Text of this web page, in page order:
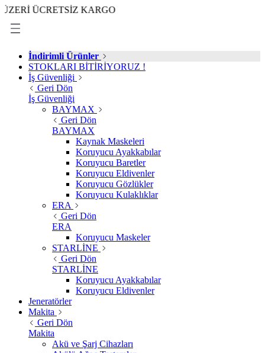
KARGO
İndirimli Ürünler
STOKLARI BİTİRİYORUZ !
İş Güvenliği
Geri Dön
İş Güvenliği
BAYMAX
Geri Dön
BAYMAX
Kaynak Maskeleri
Koruyucu Ayakkabılar
Koruyucu Baretler
Koruyucu Eldivenler
Koruyucu Gözlükler
Koruyucu Kulaklıklar
ERA
Geri Dön
ERA
Koruyucu Maskeler
STARLİNE
Geri Dön
STARLİNE
Koruyucu Ayakkabılar
Koruyucu Eldivenler
Jeneratörler
Makita
Geri Dön
Makita
Akü ve Şarj Cihazları